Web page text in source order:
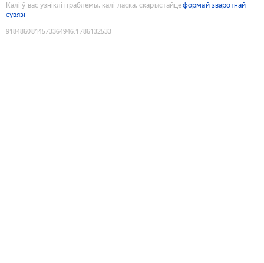
Калі ў вас узніклі праблемы, калі ласка, скарыстайцеформай зваротнай
сувязі
9184860814573364946:1786132533